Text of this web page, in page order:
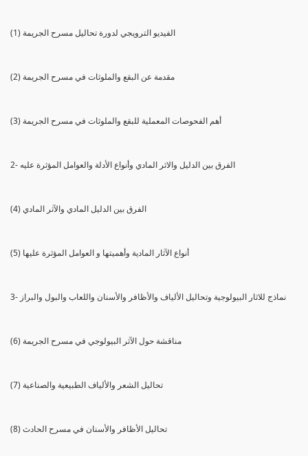
(1) الفيديو الترويجي لدورة تحاليل مسرح الجريمة
(2) مقدمة عن البقع والملوثات في مسرح الجريمة
(3) أهم الفحوصات المعملية للبقع والملوثات في مسرح الجريمة
2- الفرق بين الدليل والاثر المادي وأنواع الأدلة والعوامل المؤثرة عليه
(4) الفرق بين الدليل المادي والآثر المادي
(5) أنواع الآثار المادية وأهميتها و العوامل المؤثرة عليها
3- نماذج للاثار البيولوجية وتحاليل الألياف والأظافر والأسنان واللعاب والبول والبراز
(6) مناقشة حول الآثر البيولوجي في مسرح الجريمة
(7) تحاليل الشعر والألياف الطبيعية والصناعية
(8) تحاليل الأظافر والأسنان في مسرح الحادث